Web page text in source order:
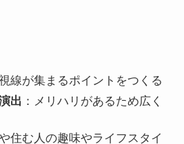
線が集まるポイントをつくる
出 ：メリハリがあるため広く
住む人の趣味やライフスタイ